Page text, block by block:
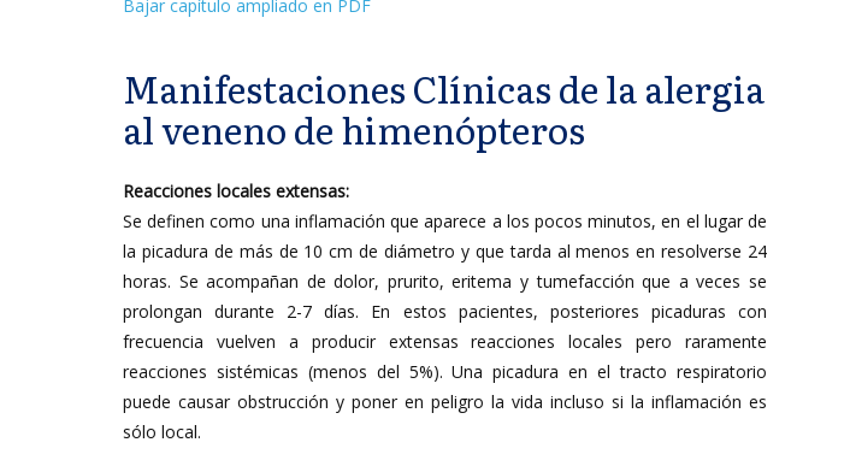
Bajar capítulo ampliado en PDF
Manifestaciones Clínicas de la alergia
al veneno de himenópteros
Reacciones locales extensas:
Se definen como una inflamación que aparece a los pocos minutos, en el lugar de
la picadura de más de 10 cm de diámetro y que tarda al menos en resolverse 24
horas. Se acompañan de dolor, prurito, eritema y tumefacción que a veces se
prolongan durante 2-7 días. En estos pacientes, posteriores picaduras con
frecuencia vuelven a producir extensas reacciones locales pero raramente
reacciones sistémicas (menos del 5%). Una picadura en el tracto respiratorio
puede causar obstrucción y poner en peligro la vida incluso si la inflamación es
sólo local.